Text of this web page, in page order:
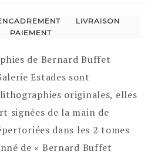
LIVRAISON
PAIEMENT
de Bernard Buffet
Estades sont
originales, elles
signées de la main de
dans les 2 tomes
de « Bernard Buffet